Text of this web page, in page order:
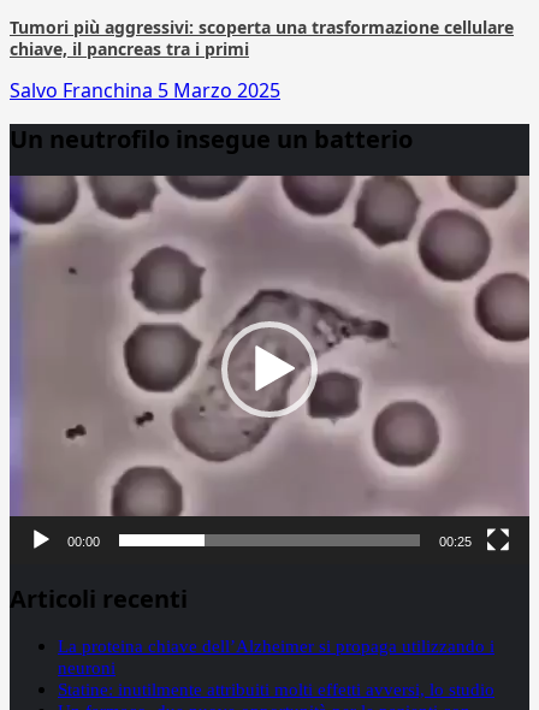
Tumori più aggressivi: scoperta una trasformazione cellulare
chiave, il pancreas tra i primi
Salvo Franchina 5 Marzo 2025
Un neutrofilo insegue un batterio
Player
00:00 00:25
Articoli recenti
La proteina chiave dell’Alzheimer si propaga utilizzando i
neuroni
Statine: inutilmente attribuiti molti effetti avversi, lo studio